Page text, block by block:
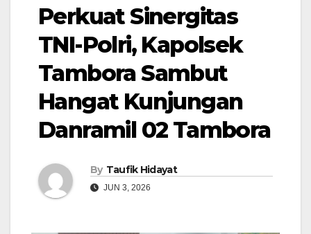
Perkuat Sinergitas
TNI-Polri, Kapolsek
Tambora Sambut
Hangat Kunjungan
Danramil 02 Tambora
By Taufik Hidayat
JUN 3, 2026